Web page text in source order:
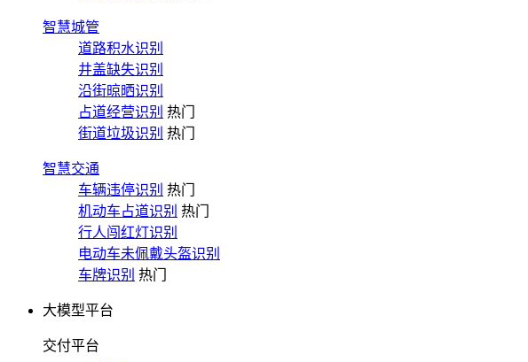
智慧城管
道路积水识别
井盖缺失识别
沿街晾晒识别
占道经营识别 热门
街道垃圾识别 热门
智慧交通
车辆违停识别 热门
机动车占道识别 热门
行人闯红灯识别
电动车未佩戴头盔识别
车牌识别 热门
大模型平台
交付平台